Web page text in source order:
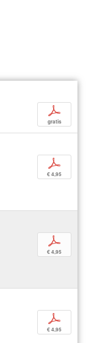
p
gratis
p
€ 4,95
p
€ 4,95
p
€ 4,95